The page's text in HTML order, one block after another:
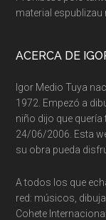
material
ACERCA DE
Igor Medio Tuya
1972. Empezó a
niño dijo que
24/06/2006. Esta
su obra pueda
A todos los que
red: músicos,
Cohete